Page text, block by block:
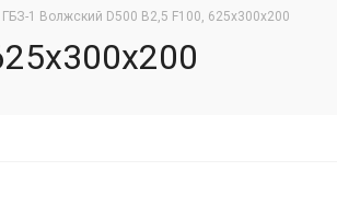
1 Волжский D500 B2,5 F100, 625х300х200